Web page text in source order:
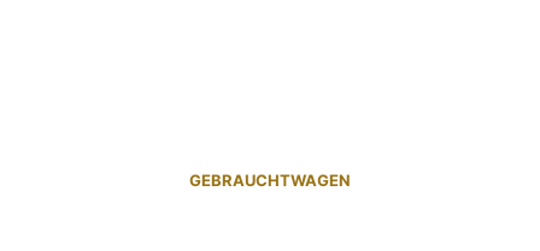
GEBRAUCHTWAGEN